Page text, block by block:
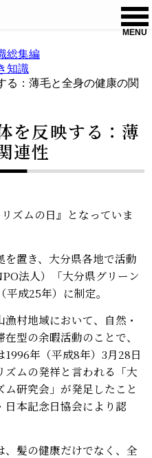
MENU
総集編
知識
る：薄毛と全身の健康の関
を反映する：薄
連性
ズムの日』となっていま
を置き、大分県各地で活動
法人）「大分県グリーン
成25年）に制定。
村地域において、自然・
型の余暇活動のことで、
年（平成8年）3月28日
ズムの発祥と言われる「大
研究会」が発足したこと
日本記念日協会により認
、髪の健康だけでなく、全